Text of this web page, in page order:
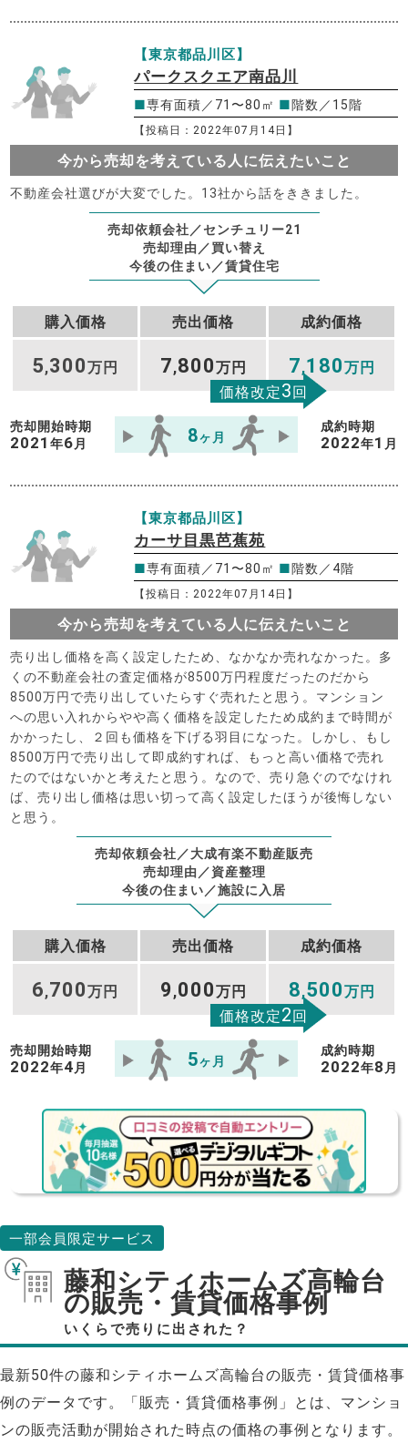
【東京都品川区】
パークスクエア南品川
■専有面積／71〜80㎡ ■階数／15階
【投稿日：2022年07月14日】
今から売却を考えている人に伝えたいこと
不動産会社選びが大変でした。13社から話をききました。
売却依頼会社／センチュリー21
売却理由／買い替え
今後の住まい／賃貸住宅
購入価格 売出価格 成約価格
5,300万円 7,800万円 7,180万円
価格改定3回
売却開始時期
2021年6 月 8ヶ月
成約時期
2022年1 月
【東京都品川区】
カーサ目黒芭蕉苑
■専有面積／71〜80㎡ ■階数／4階
【投稿日：2022年07月14日】
今から売却を考えている人に伝えたいこと
売り出し価格を高く設定したため、なかなか売れなかった。多
くの不動産会社の査定価格が8500万円程度だったのだから
8500万円で売り出していたらすぐ売れたと思う。マンション
への思い入れからやや高く価格を設定したため成約まで時間が
かかったし、２回も価格を下げる羽目になった。しかし、もし
8500万円で売り出して即成約すれば、もっと高い価格で売れ
たのではないかと考えたと思う。なので、売り急ぐのでなけれ
ば、売り出し価格は思い切って高く設定したほうが後悔しない
と思う。
売却依頼会社／大成有楽不動産販売
売却理由／資産整理
今後の住まい／施設に入居
購入価格 売出価格 成約価格
6,700万円 9 ,000万円 8,500万円
価格改定2回
売却開始時期
2022年4 月 5ヶ月
成約時期
2022年8 月
一部会員限定サービス
藤和シティホームズ高輪台
の販売・賃貸価格事例
いくらで売りに出された？
最新50件の藤和シティホームズ高輪台の販売・賃貸価格事
例のデータです。「販売・賃貸価格事例」とは、マンショ
ンの販売活動が開始された時点の価格の事例となります。